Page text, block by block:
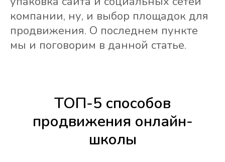
компании, ну, и выбор площадок для
продвижения. О последнем пункте
мы и поговорим в данной статье.
ТОП-5 способов
продвижения онлайн-
школы